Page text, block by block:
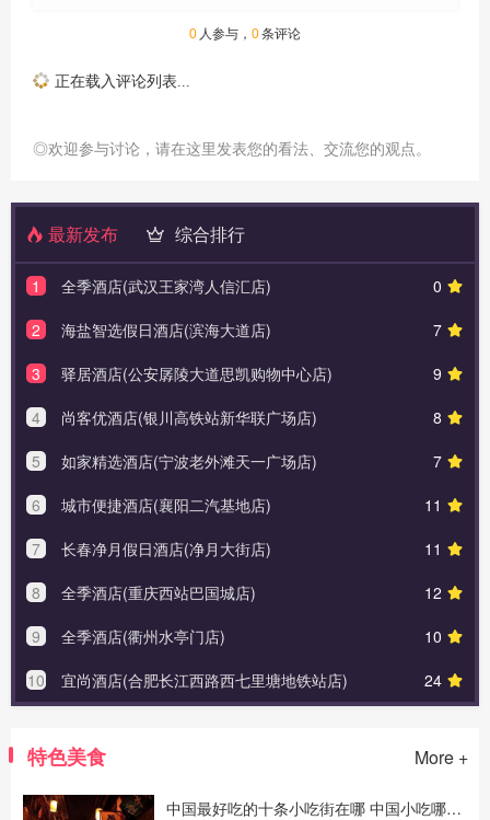
0 人参与， 0条评论
正在载入评论列表...
◎欢迎参与讨论，请在这里发表您的看法、交流您的观点。
最新发布 综合排行
0
1
全季酒店(武汉王家湾人信汇店)
7
2
海盐智选假日酒店(滨海大道店)
9
3
驿居酒店(公安孱陵大道思凯购物中心店)
8
4
尚客优酒店(银川高铁站新华联广场店)
7
5
如家精选酒店(宁波老外滩天一广场店)
11
6
城市便捷酒店(襄阳二汽基地店)
11
7
长春净月假日酒店(净月大街店)
12
8
全季酒店(重庆西站巴国城店)
10
9
全季酒店(衢州水亭门店)
24
10 宜尚酒店(合肥长江西路西七里塘地铁站店)
特色美食 More +
中国最好吃的十条小吃街在哪 中国小吃哪里最出名